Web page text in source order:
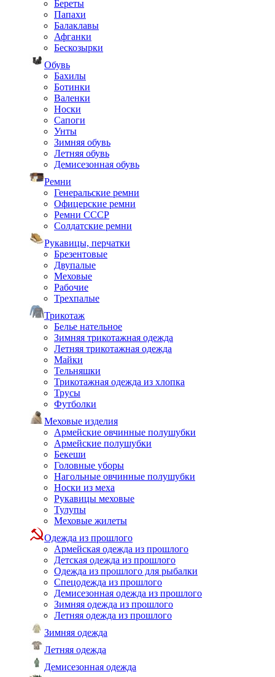
Береты
Папахи
Балаклавы
Афганки
Бескозырки
Обувь
Бахилы
Ботинки
Валенки
Носки
Сапоги
Унты
Зимняя обувь
Летняя обувь
Демисезонная обувь
Ремни
Генеральские ремни
Офицерские ремни
Ремни СССР
Солдатские ремни
Рукавицы, перчатки
Брезентовые
Двупалые
Меховые
Рабочие
Трехпалые
Трикотаж
Белье нательное
Зимняя трикотажная одежда
Летняя трикотажная одежда
Майки
Тельняшки
Трикотажная одежда из хлопка
Трусы
Футболки
Меховые изделия
Армейские овчинные полушубки
Армейские полушубки
Бекеши
Головные уборы
Нагольные овчинные полушубки
Носки из меха
Рукавицы меховые
Тулупы
Меховые жилеты
Одежда из прошлого
Армейская одежда из прошлого
Детская одежда из прошлого
Одежда из прошлого для рыбалки
Спецодежда из прошлого
Демисезонная одежда из прошлого
Зимняя одежда из прошлого
Летняя одежда из прошлого
Зимняя одежда
Летняя одежда
Демисезонная одежда